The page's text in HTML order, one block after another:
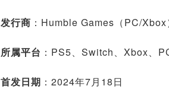
发行商 ：Humble Games（PC/
所属平台 ：PS5、Switch、Xbox、
首发日期 ：2024年7月18日